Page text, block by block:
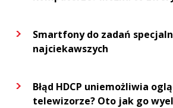
Smartfony do zadań
najciekawszych
Błąd HDCP uniemożliwia
telewizorze? Oto jak go